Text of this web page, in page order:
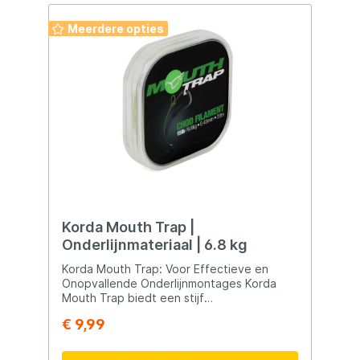
Meerdere opties
Korda Mouth Trap |
Onderlijnmateriaal | 6.8 kg
Korda Mouth Trap: Voor Effectieve en
Onopvallende Onderlijnmontages Korda
Mouth Trap biedt een stijf
snel en eenvoudig creëren van gebogen
kenmerken en tips voor het gebruik van
€ 9,99